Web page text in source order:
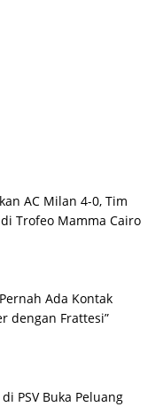
AC Milan 4-0, Tim
Trofeo Mamma Cairo
Ada Kontak
dengan Frattesi”
PSV Buka Peluang